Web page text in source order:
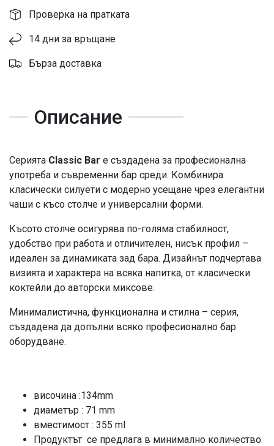
Проверка на пратката
14 дни за връщане
Бърза доставка
Описание
Серията Classic Bar е създадена за професионална
употреба и съвременни бар среди. Комбинира
класически силуети с модерно усещане чрез елегантни
чаши с късо столче и универсални форми.
Късото столче осигурява по-голяма стабилност,
удобство при работа и отличителен, нисък профил –
идеален за динамиката зад бара. Дизайнът подчертава
визията и характера на всяка напитка, от класически
коктейли до авторски миксове.
Минималистична, функционална и стилна – серия,
създадена да допълни всяко професионално бар
оборудване.
височина :134mm
диаметър : 71 mm
вместимост : 355 ml
Продуктът се предлага в минимално количество